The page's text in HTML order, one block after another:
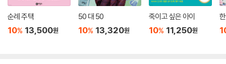
순례 주택
10% 13,500원
50 대 50
10% 13,320원
죽이고 싶은 아이
10% 11,250원